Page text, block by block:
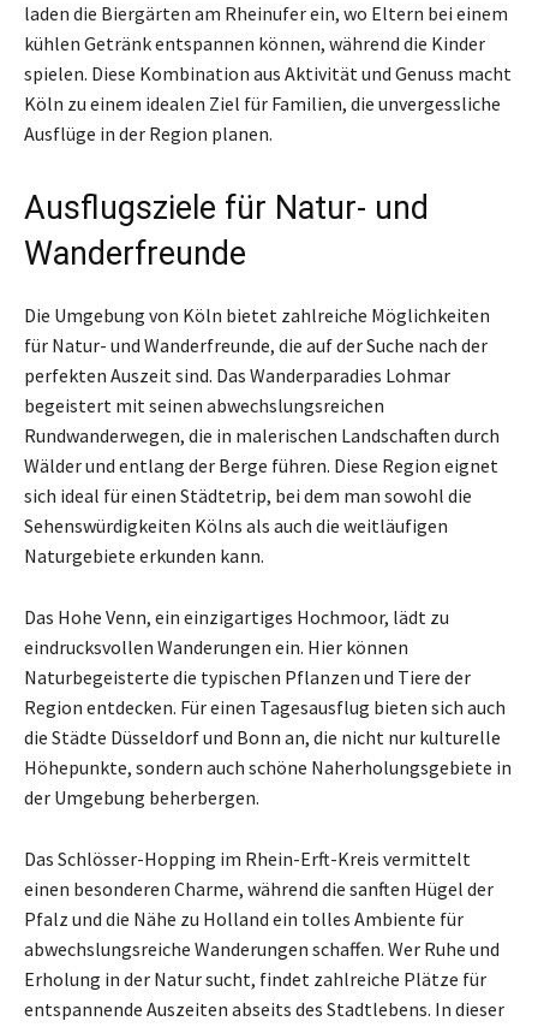
laden die Biergärten am Rheinufer ein, wo Eltern bei einem
kühlen Getränk entspannen können, während die Kinder
spielen. Diese Kombination aus Aktivität und Genuss macht
Köln zu einem idealen Ziel für Familien, die unvergessliche
Ausflüge in der Region planen.
Ausflugsziele für Natur- und
Wanderfreunde
Die Umgebung von Köln bietet zahlreiche Möglichkeiten
für Natur- und Wanderfreunde, die auf der Suche nach der
perfekten Auszeit sind. Das Wanderparadies Lohmar
begeistert mit seinen abwechslungsreichen
Rundwanderwegen, die in malerischen Landschaften durch
Wälder und entlang der Berge führen. Diese Region eignet
sich ideal für einen Städtetrip, bei dem man sowohl die
Sehenswürdigkeiten Kölns als auch die weitläufigen
Naturgebiete erkunden kann.
Das Hohe Venn, ein einzigartiges Hochmoor, lädt zu
eindrucksvollen Wanderungen ein. Hier können
Naturbegeisterte die typischen Pflanzen und Tiere der
Region entdecken. Für einen Tagesausflug bieten sich auch
die Städte Düsseldorf und Bonn an, die nicht nur kulturelle
Höhepunkte, sondern auch schöne Naherholungsgebiete in
der Umgebung beherbergen.
Das Schlösser-Hopping im Rhein-Erft-Kreis vermittelt
einen besonderen Charme, während die sanften Hügel der
Pfalz und die Nähe zu Holland ein tolles Ambiente für
abwechslungsreiche Wanderungen schaffen. Wer Ruhe und
Erholung in der Natur sucht, findet zahlreiche Plätze für
entspannende Auszeiten abseits des Stadtlebens. In dieser